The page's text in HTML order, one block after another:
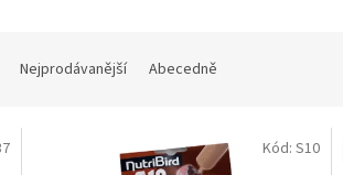
Nejprodávanější Abecedně
Kód: S10